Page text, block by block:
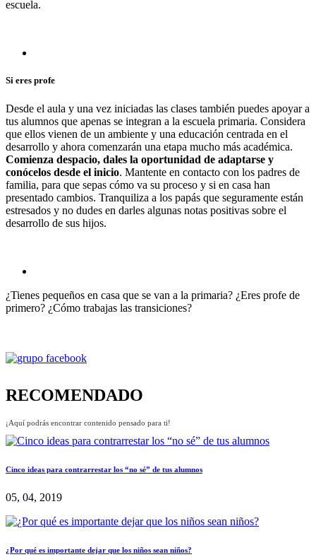
escuela.
Si eres profe
Desde el aula y una vez iniciadas las clases también puedes apoyar a
tus alumnos que apenas se integran a la escuela primaria. Considera
que ellos vienen de un ambiente y una educación centrada en el
desarrollo y ahora comenzarán una etapa mucho más académica.
Comienza despacio, dales la oportunidad de adaptarse y
conócelos desde el inicio. Mantente en contacto con los padres de
familia, para que sepas cómo va su proceso y si en casa han
presentado cambios. Tranquiliza a los papás que seguramente están
estresados y no dudes en darles algunas notas positivas sobre el
desarrollo de sus hijos.
¿Tienes pequeños en casa que se van a la primaria? ¿Eres profe de
primero? ¿Cómo trabajas las transiciones?
RECOMENDADO
¡Aquí podrás encontrar contenido pensado para ti!
Cinco ideas para contrarrestar los “no sé” de tus alumnos
05, 04, 2019
¿Por qué es importante dejar que los niños sean niños?